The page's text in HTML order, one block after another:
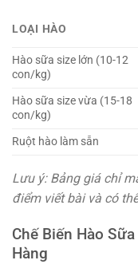
LOẠI HÀO
Hào sữa size lớn (10-12
con/kg)
Hào sữa size vừa (15-18
con/kg)
Ruột hào làm sẵn
Lưu ý: Bảng giá chỉ
điểm viết bài và có
Chế Biến Hào
Hàng